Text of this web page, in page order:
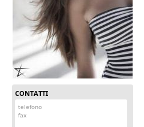
CONTATTI
telefono
fax